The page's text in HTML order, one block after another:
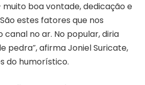
boa vontade, dedicação e
estes fatores que nos
canal no ar. No popular, diria
pedra”, afirma Joniel Suricate,
do humorístico.